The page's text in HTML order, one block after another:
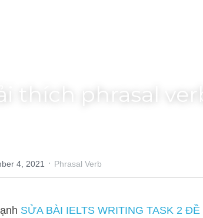
thích phrasal
4, 2021·Phrasal Verb
SỬA BÀI IELTS WRITING TASK 2 ĐỀ THI